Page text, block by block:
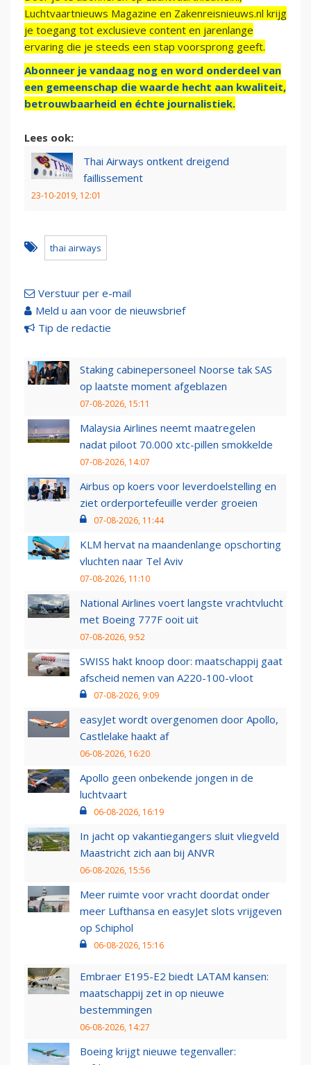
Luchtvaartnieuws Magazine en Zakenreisnieuws.nl krijg
je toegang tot exclusieve content en jarenlange
ervaring die je steeds een stap voorsprong geeft.
Abonneer je vandaag nog en word onderdeel van
een gemeenschap die waarde hecht aan kwaliteit,
betrouwbaarheid en échte journalistiek.
Lees ook:
Thai Airways ontkent dreigend
faillissement
23-10-2019, 12:01
thai airways
Verstuur per e-mail
Meld u aan voor de nieuwsbrief
Tip de redactie
Staking cabinepersoneel Noorse tak SAS
op laatste moment afgeblazen
07-08-2026, 15:11
Malaysia Airlines neemt maatregelen
nadat piloot 70.000 xtc-pillen smokkelde
07-08-2026, 14:07
Airbus op koers voor leverdoelstelling en
ziet orderportefeuille verder groeien
07-08-2026, 11:44
KLM hervat na maandenlange opschorting
vluchten naar Tel Aviv
07-08-2026, 11:10
National Airlines voert langste vrachtvlucht
met Boeing 777F ooit uit
07-08-2026, 9:52
SWISS hakt knoop door: maatschappij gaat
afscheid nemen van A220-100-vloot
07-08-2026, 9:09
easyJet wordt overgenomen door Apollo,
Castlelake haakt af
06-08-2026, 16:20
Apollo geen onbekende jongen in de
luchtvaart
06-08-2026, 16:19
In jacht op vakantiegangers sluit vliegveld
Maastricht zich aan bij ANVR
06-08-2026, 15:56
Meer ruimte voor vracht doordat onder
meer Lufthansa en easyJet slots vrijgeven
op Schiphol
06-08-2026, 15:16
Embraer E195-E2 biedt LATAM kansen:
maatschappij zet in op nieuwe
bestemmingen
06-08-2026, 14:27
Boeing krijgt nieuwe tegenvaller: